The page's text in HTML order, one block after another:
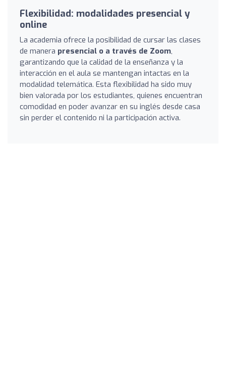
Flexibilidad: modalidades presencial y
online
La academia ofrece la posibilidad de cursar las clases
de manera presencial o a través de Zoom,
garantizando que la calidad de la enseñanza y la
interacción en el aula se mantengan intactas en la
modalidad telemática. Esta flexibilidad ha sido muy
bien valorada por los estudiantes, quienes encuentran
comodidad en poder avanzar en su inglés desde casa
sin perder el contenido ni la participación activa.